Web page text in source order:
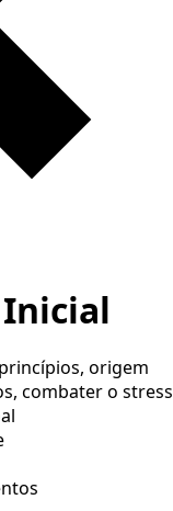
Inicial
origem
combater o stress